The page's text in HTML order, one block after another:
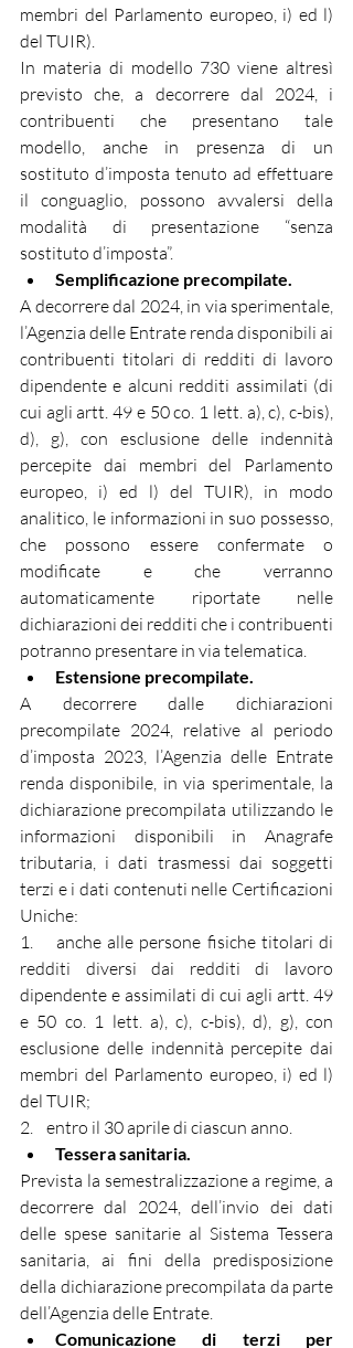
membri del Parlamento europeo, i) ed l)
del TUIR).
In materia di modello 730 viene altresì
previsto che, a decorrere dal 2024, i
contribuenti che presentano tale
modello, anche in presenza di un
sostituto d’imposta tenuto ad effettuare
il conguaglio, possono avvalersi della
modalità di presentazione “senza
sostituto d’imposta”.
Semplificazione precompilate.
A decorrere dal 2024, in via sperimentale,
l’Agenzia delle Entrate renda disponibili ai
contribuenti titolari di redditi di lavoro
dipendente e alcuni redditi assimilati (di
cui agli artt. 49 e 50 co. 1 lett. a), c), c-bis),
d), g), con esclusione delle indennità
percepite dai membri del Parlamento
europeo, i) ed l) del TUIR), in modo
analitico, le informazioni in suo possesso,
che possono essere confermate o
modificate e che verranno
automaticamente riportate nelle
dichiarazioni dei redditi che i contribuenti
potranno presentare in via telematica.
Estensione precompilate.
A decorrere dalle dichiarazioni
precompilate 2024, relative al periodo
d’imposta 2023, l’Agenzia delle Entrate
renda disponibile, in via sperimentale, la
dichiarazione precompilata utilizzando le
informazioni disponibili in Anagrafe
tributaria, i dati trasmessi dai soggetti
terzi e i dati contenuti nelle Certificazioni
Uniche:
1.    anche alle persone fisiche titolari di
redditi diversi dai redditi di lavoro
dipendente e assimilati di cui agli artt. 49
e 50 co. 1 lett. a), c), c-bis), d), g), con
esclusione delle indennità percepite dai
membri del Parlamento europeo, i) ed l)
del TUIR;
2.    entro il 30 aprile di ciascun anno.
Tessera sanitaria.
Prevista la semestralizzazione a regime, a
decorrere dal 2024, dell’invio dei dati
delle spese sanitarie al Sistema Tessera
sanitaria, ai fini della predisposizione
della dichiarazione precompilata da parte
dell’Agenzia delle Entrate.
Comunicazione di terzi per